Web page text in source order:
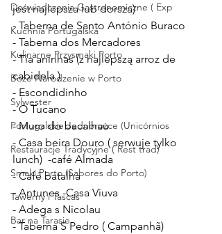
Doświadczenia Gastronomiczne ( Exp
Kuchnia Portugalska
Kulinarne Przysmaki Porto
Boże Narodzenie w Porto
Sylwester
Portugalskie Jednorożce (Unicórnios
Restauracje Tradycyjne ( Rest trad)
Smaki Porto (Sabores do Porto)
Tawerny i Tascas
Bar na Tarasie
jest najlepsza lub dorsza)
- Taberna de Santo António Buraco
- Taberna dos Mercadores
- Tia aninhas (z najlepszą arroz de
cabidela )
- Escondidinho
- O Tucano
- Muro do bacalhau
- Casa beira Douro ( serwuje tylko
lunch)  -café Almada
- Café batalha
- Antunes -Casa Viuva
- Adega s Nicolau
- Taberna S Pedro ( Campanhã)